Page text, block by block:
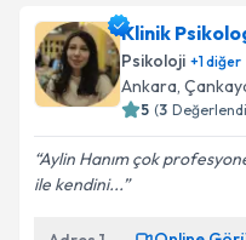
Klinik
Psikoloji +1diğer
Ankara,
5 (3
Aylin Hanım çok
ile kendini...